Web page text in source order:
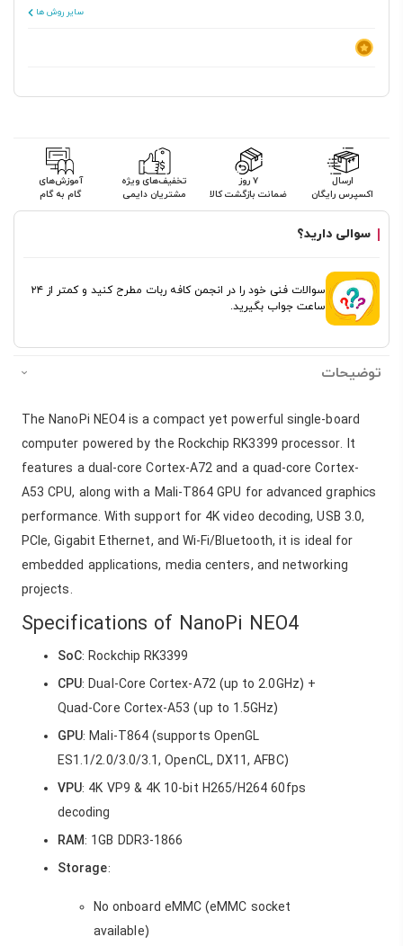
سایر روش ها
ارسال
اکسپرس رایگان
۷ روز
ضمانت بازگشت کالا
تخفیف‌های ویژه
مشتریان دایمی
آموزش‌های
گام به گام
سوالی دارید؟
سوالات فنی خود را در انجمن کافه ربات مطرح کنید و کمتر از ۲۴
ساعت جواب بگیرید.
توضیحات
The NanoPi NEO4 is a compact yet powerful single-board
computer powered by the Rockchip RK3399 processor. It
features a dual-core Cortex-A72 and a quad-core Cortex-
A53 CPU, along with a Mali-T864 GPU for advanced graphics
performance. With support for 4K video decoding, USB 3.0,
PCIe, Gigabit Ethernet, and Wi-Fi/Bluetooth, it is ideal for
embedded applications, media centers, and networking
projects.
Specifications of NanoPi NEO4
SoC: Rockchip RK3399
CPU: Dual-Core Cortex-A72 (up to 2.0GHz) +
Quad-Core Cortex-A53 (up to 1.5GHz)
GPU: Mali-T864 (supports OpenGL
ES1.1/2.0/3.0/3.1, OpenCL, DX11, AFBC)
VPU: 4K VP9 & 4K 10-bit H265/H264 60fps
decoding
RAM: 1GB DDR3-1866
Storage:
No onboard eMMC (eMMC socket
available)